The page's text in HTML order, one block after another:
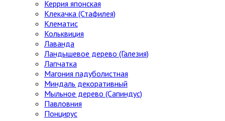
Керрия японская
Клекачка (Стафилея)
Клематис
Кольквиция
Лаванда
Ландышевое дерево (Галезия)
Лапчатка
Магония падуболистная
Миндаль декоративный
Мыльное дерево (Сапиндус)
Павловния
Понцирус